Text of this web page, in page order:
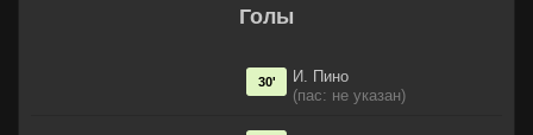
Голы
И. Пино
(пас: не указан)
30'